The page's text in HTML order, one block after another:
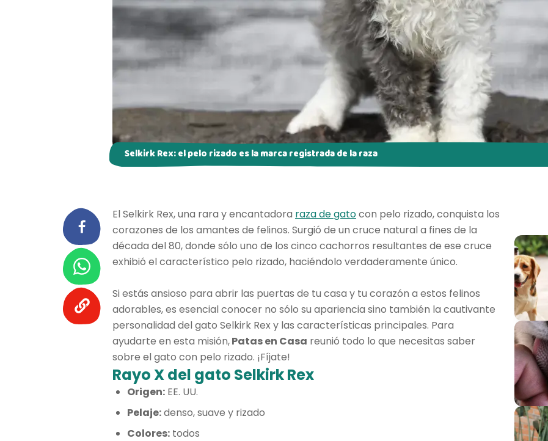
Selkirk Rex: el pelo rizado es la marca registrada de la raza
El Selkirk Rex, una rara y encantadora raza de gatocon pelo rizado, conquista los
corazones de los amantes de felinos. Surgió de un cruce natural a fines de la
década del 80, donde sólo uno de los cinco cachorros resultantes de ese cruce
exhibió el característico pelo rizado, haciéndolo verdaderamente único.
Si estás ansioso para abrir las puertas de tu casa y tu corazón a estos felinos
adorables, es esencial conocer no sólo su apariencia sino también la cautivante
personalidad del gato Selkirk Rex y las características principales. Para
ayudarte en esta misión,Patas en Casa reunió todo lo que necesitas saber
sobre el gato con pelo rizado. ¡Fíjate!
Rayo X del gato Selkirk Rex
Origen: EE. UU.
Pelaje:denso, suave y rizado
Colores: todos